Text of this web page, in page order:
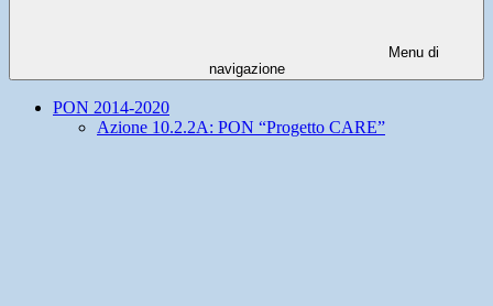
Menu di
navigazione
PON 2014-2020
Azione 10.2.2A: PON “Progetto CARE”